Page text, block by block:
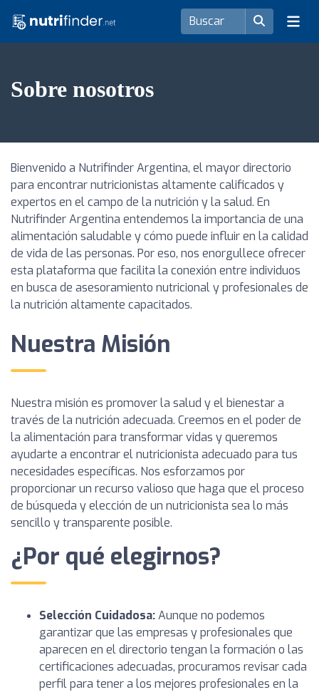
Sobre nosotros
Bienvenido a Nutrifinder Argentina, el mayor directorio
para encontrar nutricionistas altamente calificados y
expertos en el campo de la nutrición y la salud. En
Nutrifinder Argentina entendemos la importancia de una
alimentación saludable y cómo puede influir en la calidad
de vida de las personas. Por eso, nos enorgullece ofrecer
esta plataforma que facilita la conexión entre individuos
en busca de asesoramiento nutricional y profesionales de
la nutrición altamente capacitados.
Nuestra Misión
Nuestra misión es promover la salud y el bienestar a
través de la nutrición adecuada. Creemos en el poder de
la alimentación para transformar vidas y queremos
ayudarte a encontrar el nutricionista adecuado para tus
necesidades específicas. Nos esforzamos por
proporcionar un recurso valioso que haga que el proceso
de búsqueda y elección de un nutricionista sea lo más
sencillo y transparente posible.
¿Por qué elegirnos?
Selección Cuidadosa:Aunque no podemos
garantizar que las empresas y profesionales que
aparecen en el directorio tengan la formación o las
certificaciones adecuadas, procuramos revisar cada
perfil para tener a los mejores profesionales en la